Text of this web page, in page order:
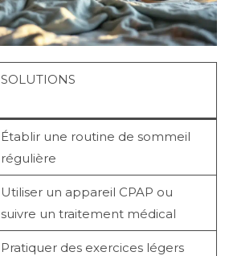
SOLUTIONS
Établir une routine de sommeil
régulière
Utiliser un appareil CPAP ou
suivre un traitement médical
Pratiquer des exercices légers